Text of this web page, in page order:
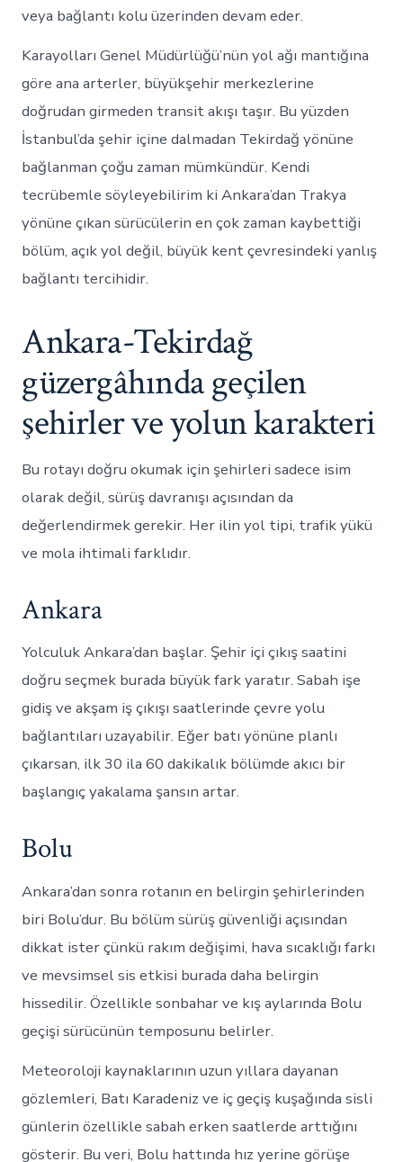
veya bağlantı kolu üzerinden devam eder.
Karayolları Genel Müdürlüğü’nün yol ağı mantığına
göre ana arterler, büyükşehir merkezlerine
doğrudan girmeden transit akışı taşır. Bu yüzden
İstanbul’da şehir içine dalmadan Tekirdağ yönüne
bağlanman çoğu zaman mümkündür. Kendi
tecrübemle söyleyebilirim ki Ankara’dan Trakya
yönüne çıkan sürücülerin en çok zaman kaybettiği
bölüm, açık yol değil, büyük kent çevresindeki yanlış
bağlantı tercihidir.
Ankara-Tekirdağ
güzergâhında geçilen
şehirler ve yolun karakteri
Bu rotayı doğru okumak için şehirleri sadece isim
olarak değil, sürüş davranışı açısından da
değerlendirmek gerekir. Her ilin yol tipi, trafik yükü
ve mola ihtimali farklıdır.
Ankara
Yolculuk Ankara’dan başlar. Şehir içi çıkış saatini
doğru seçmek burada büyük fark yaratır. Sabah işe
gidiş ve akşam iş çıkışı saatlerinde çevre yolu
bağlantıları uzayabilir. Eğer batı yönüne planlı
çıkarsan, ilk 30 ila 60 dakikalık bölümde akıcı bir
başlangıç yakalama şansın artar.
Bolu
Ankara’dan sonra rotanın en belirgin şehirlerinden
biri Bolu’dur. Bu bölüm sürüş güvenliği açısından
dikkat ister çünkü rakım değişimi, hava sıcaklığı farkı
ve mevsimsel sis etkisi burada daha belirgin
hissedilir. Özellikle sonbahar ve kış aylarında Bolu
geçişi sürücünün temposunu belirler.
Meteoroloji kaynaklarının uzun yıllara dayanan
gözlemleri, Batı Karadeniz ve iç geçiş kuşağında sisli
günlerin özellikle sabah erken saatlerde arttığını
gösterir. Bu veri, Bolu hattında hız yerine görüşe